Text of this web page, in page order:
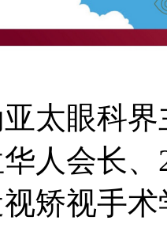
太眼科
人会长
矫视手